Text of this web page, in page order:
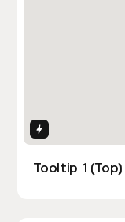
Tooltip 1 (Top)